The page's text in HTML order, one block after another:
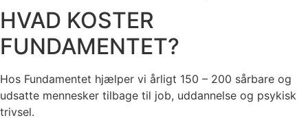
HVAD KOSTER
FUNDAMENTET?
Hos Fundamentet hjælper vi årligt 150 – 200 sårbare og
udsatte mennesker tilbage til job, uddannelse og psykisk
trivsel.